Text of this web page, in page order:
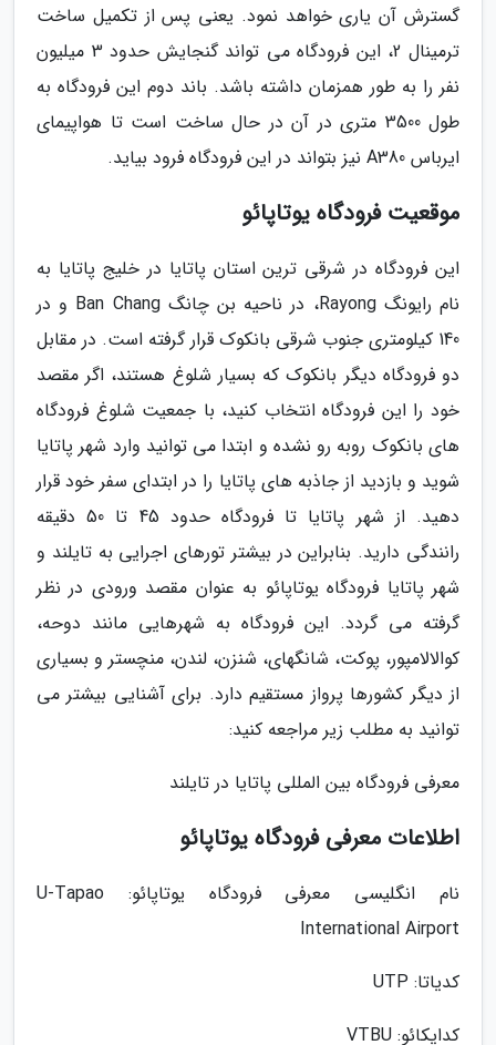
گسترش آن یاری خواهد نمود. یعنی پس از تکمیل ساخت
ترمینال 2، این فرودگاه می تواند گنجایش حدود 3 میلیون
نفر را به طور همزمان داشته باشد. باند دوم این فرودگاه به
طول 3500 متری در آن در حال ساخت است تا هواپیمای
ایرباس A380 نیز بتواند در این فرودگاه فرود بیاید.
موقعیت فرودگاه یوتاپائو
این فرودگاه در شرقی ترین استان پاتایا در خلیج پاتایا به
نام رایونگ Rayong، در ناحیه بن چانگ Ban Chang و در
140 کیلومتری جنوب شرقی بانکوک قرار گرفته است. در مقابل
دو فرودگاه دیگر بانکوک که بسیار شلوغ هستند، اگر مقصد
خود را این فرودگاه انتخاب کنید، با جمعیت شلوغ فرودگاه
های بانکوک روبه رو نشده و ابتدا می توانید وارد شهر پاتایا
شوید و بازدید از جاذبه های پاتایا را در ابتدای سفر خود قرار
دهید. از شهر پاتایا تا فرودگاه حدود 45 تا 50 دقیقه
رانندگی دارید. بنابراین در بیشتر تورهای اجرایی به تایلند و
شهر پاتایا فرودگاه یوتاپائو به عنوان مقصد ورودی در نظر
گرفته می گردد. این فرودگاه به شهرهایی مانند دوحه،
کوالالامپور، پوکت، شانگهای، شنزن، لندن، منچستر و بسیاری
از دیگر کشورها پرواز مستقیم دارد. برای آشنایی بیشتر می
توانید به مطلب زیر مراجعه کنید:
معرفی فرودگاه بین المللی پاتایا در تایلند
اطلاعات معرفی فرودگاه یوتاپائو
نام انگلیسی معرفی فرودگاه یوتاپائو: U-Tapao
International Airport
کدیاتا: UTP
کدایکائو: VTBU